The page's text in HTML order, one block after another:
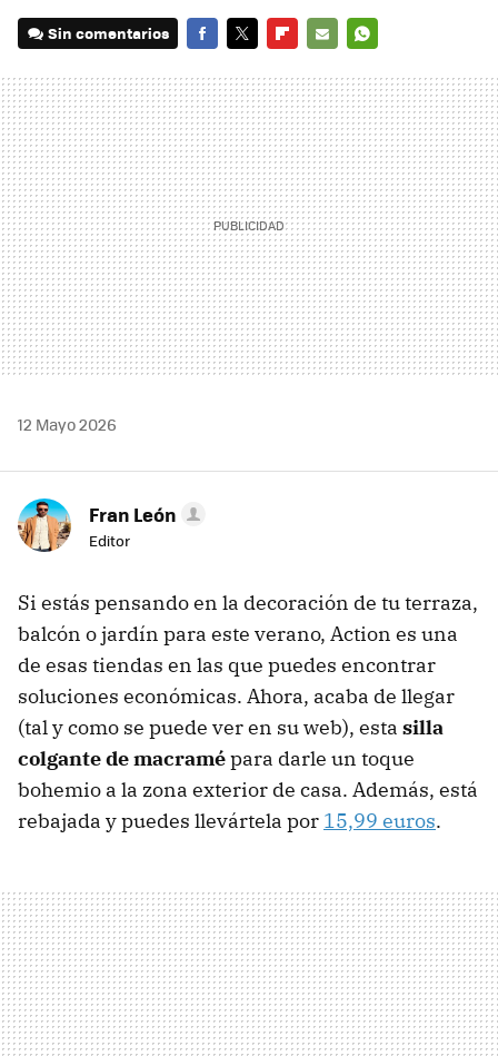
Sin comentarios
MAIL
12 Mayo 2026
Fran León
Editor
Si estás pensando en la decoración de tu terraza,
balcón o jardín para este verano, Action es una
de esas tiendas en las que puedes encontrar
soluciones económicas. Ahora, acaba de llegar
(tal y como se puede ver en su web), esta silla
colgante de macramépara darle un toque
bohemio a la zona exterior de casa. Además, está
rebajada y puedes llevártela por 15,99 euros.